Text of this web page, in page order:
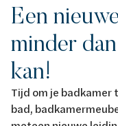
Een
minder
kan!
Tijd om je badkamer
bad,